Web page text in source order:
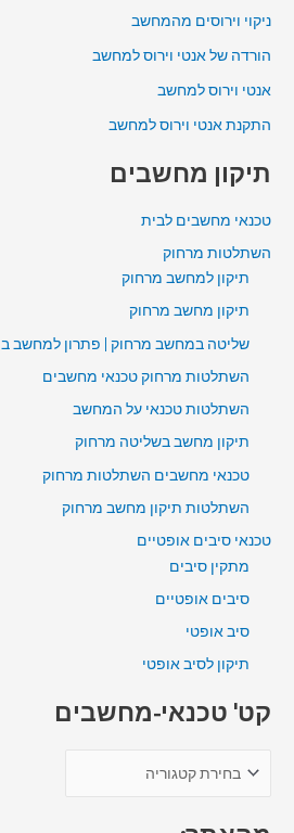
ניקוי וירוסים מהמחשב
הורדה של אנטי וירוס למחשב
אנטי וירוס למחשב
התקנת אנטי וירוס למחשב
תיקון מחשבים
טכנאי מחשבים לבית
השתלטות מרחוק
תיקון למחשב מרחוק
תיקון מחשב מרחוק
שליטה במחשב מרחוק | פתרון למחשב ב 99 ₪
השתלטות מרחוק טכנאי מחשבים
השתלטות טכנאי על המחשב
תיקון מחשב בשליטה מרחוק
טכנאי מחשבים השתלטות מרחוק
השתלטות תיקון מחשב מרחוק
טכנאי סיבים אופטיים
מתקין סיבים
סיבים אופטיים
סיב אופטי
תיקון לסיב אופטי
קט' טכנאי-מחשבים